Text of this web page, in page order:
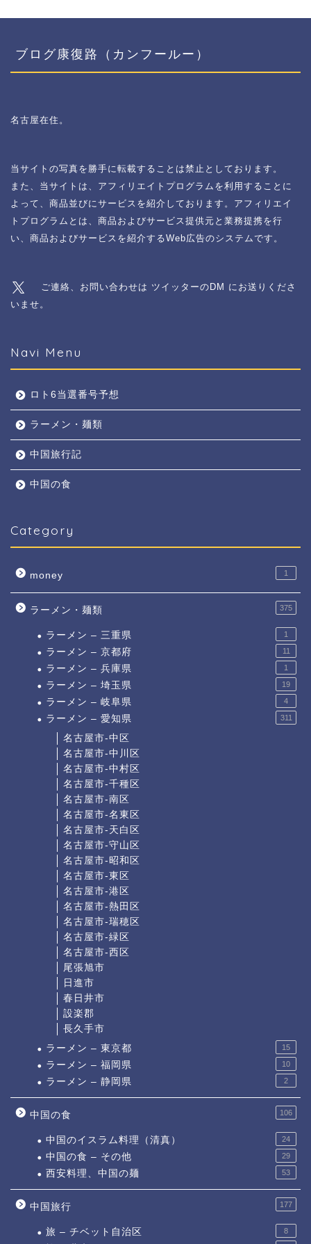
ブログ康復路（カンフールー）
名古屋在住。
当サイトの写真を勝手に転載することは禁止としております。
また、当サイトは、アフィリエイトプログラムを利用することに
よって、商品並びにサービスを紹介しております。アフィリエイ
トプログラムとは、商品およびサービス提供元と業務提携を行
い、商品およびサービスを紹介するWeb広告のシステムです。
ご連絡、お問い合わせは ツイッターのDM にお送りくださ
いませ。
Navi Menu
ロト6当選番号予想
ラーメン・麺類
中国旅行記
中国の食
Category
money 1
ラーメン・麺類 375
ラーメン – 三重県 1
ラーメン – 京都府 11
ラーメン – 兵庫県 1
ラーメン – 埼玉県 19
ラーメン – 岐阜県 4
ラーメン – 愛知県 311
名古屋市-中区
名古屋市-中川区
名古屋市-中村区
名古屋市-千種区
名古屋市-南区
名古屋市-名東区
名古屋市-天白区
名古屋市-守山区
名古屋市-昭和区
名古屋市-東区
名古屋市-港区
名古屋市-熱田区
名古屋市-瑞穂区
名古屋市-緑区
名古屋市-西区
尾張旭市
日進市
春日井市
設楽郡
長久手市
ラーメン – 東京都
15
ラーメン – 福岡県 10
ラーメン – 静岡県 2
中国の食 106
中国のイスラム料理（清真） 24
中国の食 – その他 29
西安料理、中国の麺 53
中国旅行 177
旅 – チベット自治区 8